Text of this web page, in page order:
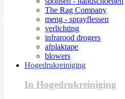
The Rag Company
meng - sprayflessen
verlichting
infrarood drogers
afplaktape
blowers
Hogedrukreiniging
In Hogedrukreiniging